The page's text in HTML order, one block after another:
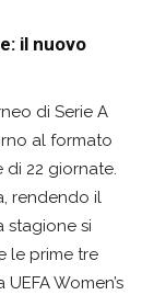
il nuovo
di Serie A
al formato
22 giornate.
rendendo il
stagione si
le prime tre
Women’s